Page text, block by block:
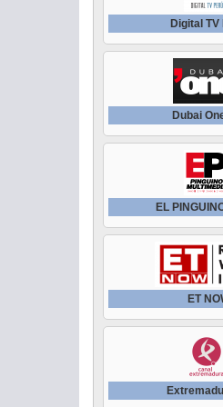
Digital TV
Dubai
EL
ET